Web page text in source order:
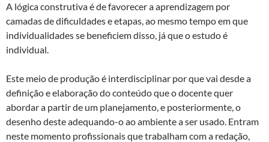
A lógica construtiva é de favorecer a aprendizagem por
camadas de dificuldades e etapas, ao mesmo tempo em que
individualidades se beneficiem disso, já que o estudo é
individual.
Este meio de produção é interdisciplinar por que vai desde a
definição e elaboração do conteúdo que o docente quer
abordar a partir de um planejamento, e posteriormente, o
desenho deste adequando-o ao ambiente a ser usado. Entram
neste momento profissionais que trabalham com a redação,